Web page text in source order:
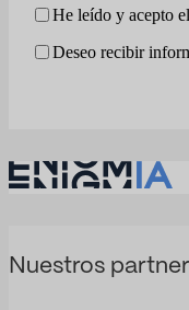
He leído y acepto el
Deseo recibir
Nuestros